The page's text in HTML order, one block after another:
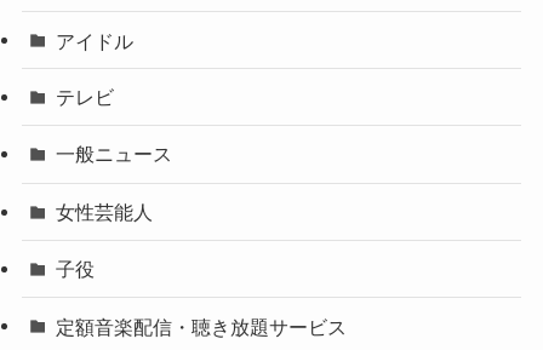
アイドル
テレビ
一般ニュース
女性芸能人
子役
定額音楽配信・聴き放題サービス